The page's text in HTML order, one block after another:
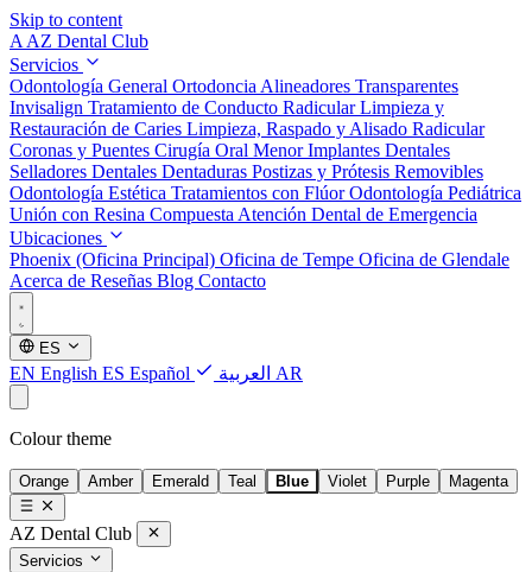
Skip to content
A AZ Dental Club
Servicios
Odontología General Ortodoncia Alineadores Transparentes
Invisalign Tratamiento de Conducto RadicularLimpieza y
Restauración de Caries Limpieza, Raspado y Alisado Radicular
Coronas y Puentes Cirugía Oral MenorImplantes Dentales
Selladores Dentales Dentaduras Postizas y Prótesis Removibles
Odontología Estética Tratamientos con FlúorOdontología Pediátrica
Unión con Resina Compuesta Atención Dental de Emergencia
Ubicaciones
Phoenix (Oficina Principal) Oficina de Tempe Oficina de Glendale
Acerca de Reseñas Blog Contacto
ES
EN English ES Español AR العربية
Colour theme
Orange Amber Emerald Teal Blue Violet Purple Magenta
AZ Dental Club
Servicios